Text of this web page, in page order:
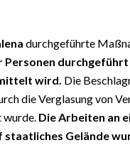
durchgeführte
wird. Die
die Verglasung von
wurde. Die Arbeiten an
Gelände